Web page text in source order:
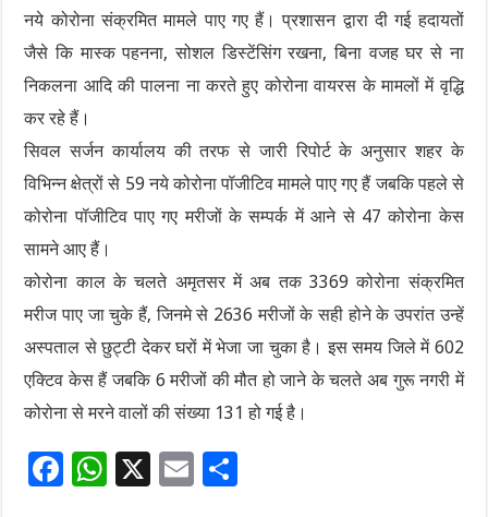
नये कोरोना संक्रमित मामले पाए गए हैं। प्रशासन द्वारा दी गई हदायतों
जैसे कि मास्क पहनना, सोशल डिस्टेंसिंग रखना, बिना वजह घर से ना
निकलना आदि की पालना ना करते हुए कोरोना वायरस के मामलों में वृद्धि
कर रहे हैं।
सिवल सर्जन कार्यालय की तरफ से जारी रिपोर्ट के अनुसार शहर के
विभिन्न क्षेत्रों से 59 नये कोरोना पॉजीटिव मामले पाए गए हैं जबकि पहले से
कोरोना पॉजीटिव पाए गए मरीजों के सम्पर्क में आने से 47 कोरोना केस
सामने आए हैं।
कोरोना काल के चलते अमृतसर में अब तक 3369 कोरोना संक्रमित
मरीज पाए जा चुके हैं, जिनमे से 2636 मरीजों के सही होने के उपरांत उन्हें
अस्पताल से छुट्टी देकर घरों में भेजा जा चुका है। इस समय जिले में 602
एक्टिव केस हैं जबकि 6 मरीजों की मौत हो जाने के चलते अब गुरू नगरी में
कोरोना से मरने वालों की संख्या 131 हो गई है।
F
W X
E